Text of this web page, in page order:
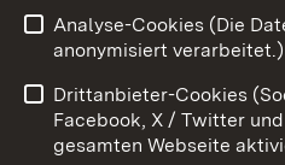
Benutzungshinweise
Datenschutz
Analyse-Cookies (Die
anonymisiert verarbeitet.)
Drittanbieter-Cookies
Facebook, X / Twitter
gesamten Webseite